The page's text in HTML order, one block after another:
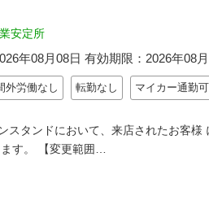
安定所
年08月08日 有効期限： 2026年08
外労働なし 転勤なし マイカー通勤可
スタンドにおいて、来店されたお客
す。 【変更範囲…